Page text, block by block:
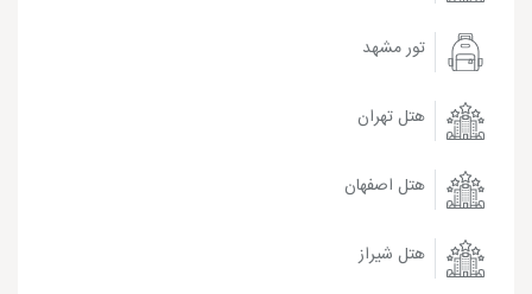
تور مشهد
هتل تهران
هتل اصفهان
هتل شیراز